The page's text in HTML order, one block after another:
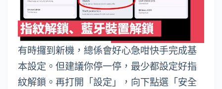
有時攞到新機，總係會好心急咁快手完成基
本設定。但建議你停一停，最少都設定好指
紋解鎖。再打開「設定」，向下點選「安全